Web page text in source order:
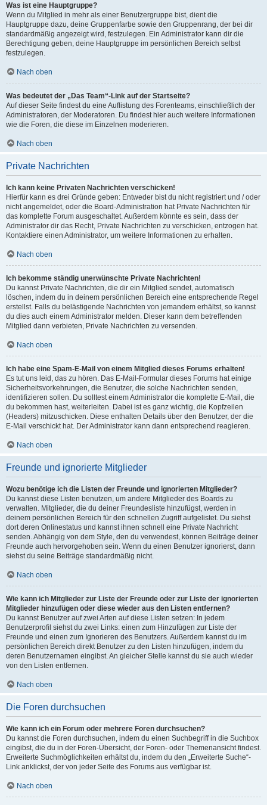
Was ist eine Hauptgruppe?
Wenn du Mitglied in mehr als einer Benutzergruppe bist, dient die
Hauptgruppe dazu, deine Gruppenfarbe sowie den Gruppenrang, der bei dir
standardmäßig angezeigt wird, festzulegen. Ein Administrator kann dir die
Berechtigung geben, deine Hauptgruppe im persönlichen Bereich selbst
festzulegen.
Nach oben
Was bedeutet der „Das Team“-Link auf der Startseite?
Auf dieser Seite findest du eine Auflistung des Forenteams, einschließlich der
Administratoren, der Moderatoren. Du findest hier auch weitere Informationen
wie die Foren, die diese im Einzelnen moderieren.
Nach oben
Private Nachrichten
Ich kann keine Privaten Nachrichten verschicken!
Hierfür kann es drei Gründe geben: Entweder bist du nicht registriert und / oder
nicht angemeldet, oder die Board-Administration hat Private Nachrichten für
das komplette Forum ausgeschaltet. Außerdem könnte es sein, dass der
Administrator dir das Recht, Private Nachrichten zu verschicken, entzogen hat.
Kontaktiere einen Administrator, um weitere Informationen zu erhalten.
Nach oben
Ich bekomme ständig unerwünschte Private Nachrichten!
Du kannst Private Nachrichten, die dir ein Mitglied sendet, automatisch
löschen, indem du in deinem persönlichen Bereich eine entsprechende Regel
erstellst. Falls du belästigende Nachrichten von jemandem erhältst, so kannst
du dies auch einem Administrator melden. Dieser kann dem betreffenden
Mitglied dann verbieten, Private Nachrichten zu versenden.
Nach oben
Ich habe eine Spam-E-Mail von einem Mitglied dieses Forums erhalten!
Es tut uns leid, das zu hören. Das E-Mail-Formular dieses Forums hat einige
Sicherheitsvorkehrungen, die Benutzer, die solche Nachrichten senden,
identifizieren sollen. Du solltest einem Administrator die komplette E-Mail, die
du bekommen hast, weiterleiten. Dabei ist es ganz wichtig, die Kopfzeilen
(Headers) mitzuschicken. Diese enthalten Details über den Benutzer, der die
E-Mail verschickt hat. Der Administrator kann dann entsprechend reagieren.
Nach oben
Freunde und ignorierte Mitglieder
Wozu benötige ich die Listen der Freunde und ignorierten Mitglieder?
Du kannst diese Listen benutzen, um andere Mitglieder des Boards zu
verwalten. Mitglieder, die du deiner Freundesliste hinzufügst, werden in
deinem persönlichen Bereich für den schnellen Zugriff aufgelistet. Du siehst
dort deren Onlinestatus und kannst ihnen schnell eine Private Nachricht
senden. Abhängig von dem Style, den du verwendest, können Beiträge deiner
Freunde auch hervorgehoben sein. Wenn du einen Benutzer ignorierst, dann
siehst du seine Beiträge standardmäßig nicht.
Nach oben
Wie kann ich Mitglieder zur Liste der Freunde oder zur Liste der ignorierten
Mitglieder hinzufügen oder diese wieder aus den Listen entfernen?
Du kannst Benutzer auf zwei Arten auf diese Listen setzen: In jedem
Benutzerprofil siehst du zwei Links: einen zum Hinzufügen zur Liste der
Freunde und einen zum Ignorieren des Benutzers. Außerdem kannst du im
persönlichen Bereich direkt Benutzer zu den Listen hinzufügen, indem du
deren Benutzernamen eingibst. An gleicher Stelle kannst du sie auch wieder
von den Listen entfernen.
Nach oben
Die Foren durchsuchen
Wie kann ich ein Forum oder mehrere Foren durchsuchen?
Du kannst die Foren durchsuchen, indem du einen Suchbegriff in die Suchbox
eingibst, die du in der Foren-Übersicht, der Foren- oder Themenansicht findest.
Erweiterte Suchmöglichkeiten erhältst du, indem du den „Erweiterte Suche“-
Link anklickst, der von jeder Seite des Forums aus verfügbar ist.
Nach oben